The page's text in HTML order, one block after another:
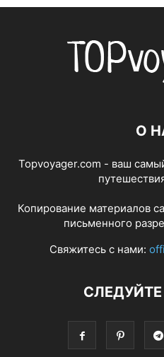
О
Topvoyager.com - ваш
Копирование материалов
письменного
Свяжитесь с нами: